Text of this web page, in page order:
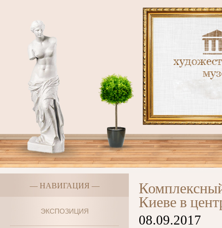
— НАВИГАЦИЯ —
ЭКСПОЗИЦИЯ Киеве в
08.09.2017